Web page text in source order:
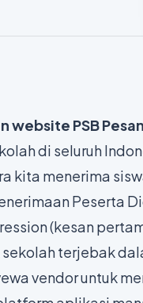
website PSB
di seluruh
kita menerima
Peserta
(kesan
sekolah terjebak
vendoruntuk